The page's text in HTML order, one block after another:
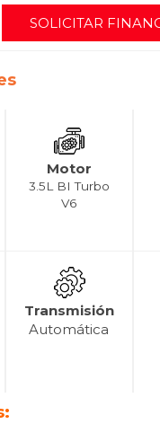
SOLICITAR
Motor
3.5L BI Turbo
V6
Transmisión
Automática